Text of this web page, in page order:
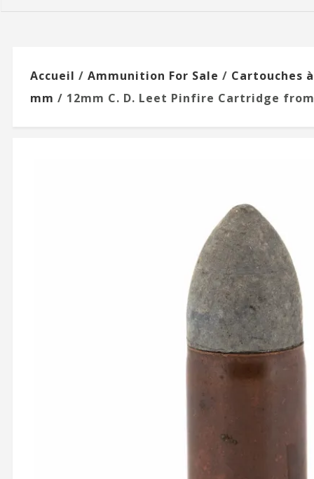
Accueil / Ammunition For Sale / Cartouches
mm / 12mm C. D. Leet Pinfire Cartridge